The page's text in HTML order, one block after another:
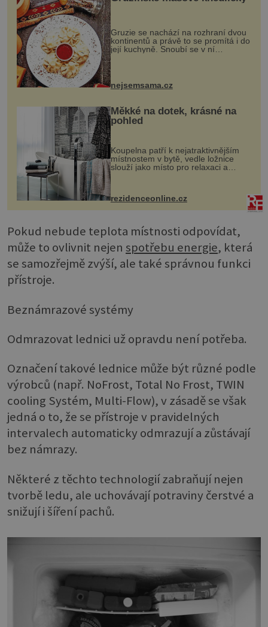
Gruzie se nachází na rozhraní dvou
kontinentů a právě to se promítá i do
její kuchyně. Snoubí se v ní
evropské a asijské chutě a díky tomu
pokrmy, které rozhodně st...
nejsemsama.cz
Měkké na dotek, krásné na
pohled
Koupelna patří k nejatraktivnějším
místnostem v bytě, vedle ložnice
slouží jako místo pro relaxaci a
odpočinek. Koupelnový textil –
ručníky, osušky a koberečky –
mohou jako mávnutím kouzelného
proutku...
rezidenceonline.cz
Pokud nebude teplota místnosti odpovídat,
může to ovlivnit nejen spotřebu energie, která
se samozřejmě zvýší, ale také správnou funkci
přístroje.
Beznámrazové systémy
Odmrazovat lednici už opravdu není potřeba.
Označení takové lednice může být různé podle
výrobců (např. NoFrost, Total No Frost, TWIN
cooling Systém, Multi-Flow), v zásadě se však
jedná o to, že se přístroje v pravidelných
intervalech automaticky odmrazují a zůstávají
bez námrazy.
Některé z těchto technologií zabraňují nejen
tvorbě ledu, ale uchovávají potraviny čerstvé a
snižují i šíření pachů.